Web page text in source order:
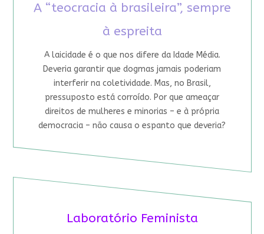
A “teocracia à brasileira”, sempre
à espreita
A laicidade é o que nos difere da Idade Média.
Deveria garantir que dogmas jamais poderiam
interferir na coletividade. Mas, no Brasil,
pressuposto está corroído. Por que ameaçar
direitos de mulheres e minorias – e à própria
democracia – não causa o espanto que deveria?
Laboratório Feminista